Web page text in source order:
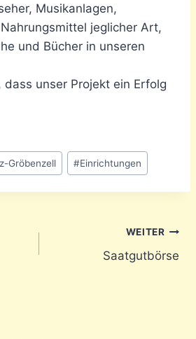
Musikanlagen,
jeglicher Art,
und Bücher in unseren
unser Projekt ein Erfolg
Gröbenzell #Einrichtungen
WEITER
Saatgutbörse